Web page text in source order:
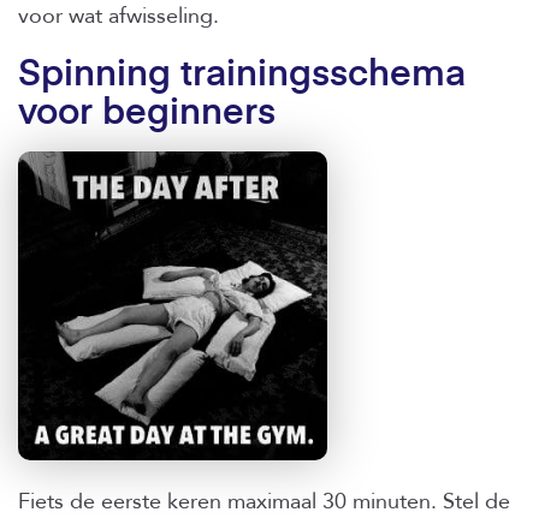
voor wat afwisseling.
Spinning trainingsschema
voor beginners
Fiets de eerste keren maximaal 30 minuten. Stel de